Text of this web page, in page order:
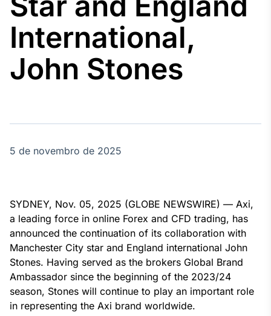
Agro
Tudo sobre o
agronegócio
energia elétrica
no Brasil
Broadcast
White Label
Plataforma para
International,
John Stones
5 de novembro de 2025
SYDNEY, Nov. 05, 2025 (GLOBE NEWSWIRE) — Axi,
a leading force in online Forex and CFD trading, has
announced the continuation of its collaboration with
Manchester City star and England international John
Stones. Having served as the brokers Global Brand
Ambassador since the beginning of the 2023/24
season, Stones will continue to play an important role
in representing the Axi brand worldwide.